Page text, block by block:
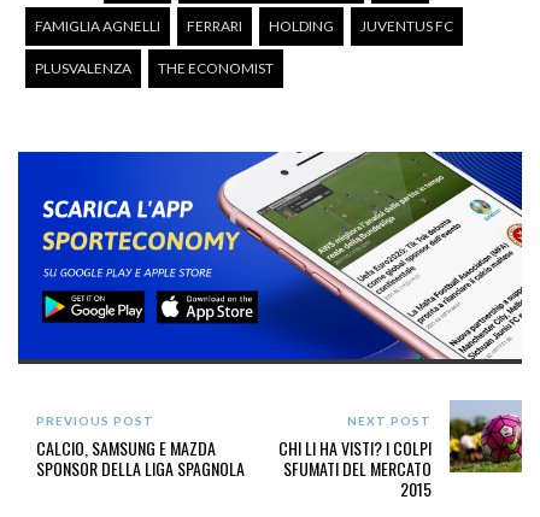
FAMIGLIA AGNELLI FERRARI HOLDING JUVENTUS FC
PLUSVALENZA THE ECONOMIST
PREVIOUS POST
CALCIO, SAMSUNG E MAZDA
SPONSOR DELLA LIGA SPAGNOLA
NEXT POST
CHI LI HA VISTI? I COLPI
SFUMATI DEL MERCATO
2015